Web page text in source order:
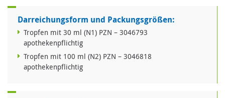
Darreichungsform und Packungsgrößen:
Tropfen mit 30 ml (N1) PZN – 3046793
apothekenpflichtig
Tropfen mit 100 ml (N2) PZN – 3046818
apothekenpflichtig